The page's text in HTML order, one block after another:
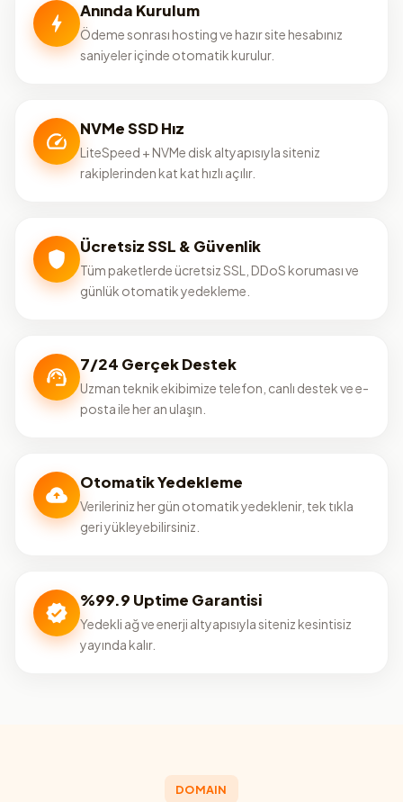
Anında Kurulum
Ödeme sonrası hosting ve hazır site hesabınız
saniyeler içinde otomatik kurulur.
NVMe SSD Hız
LiteSpeed + NVMe disk altyapısıyla siteniz
rakiplerinden kat kat hızlı açılır.
Ücretsiz SSL & Güvenlik
Tüm paketlerde ücretsiz SSL, DDoS koruması ve
günlük otomatik yedekleme.
7/24 Gerçek Destek
Uzman teknik ekibimize telefon, canlı destek ve e-
posta ile her an ulaşın.
Otomatik Yedekleme
Verileriniz her gün otomatik yedeklenir, tek tıkla
geri yükleyebilirsiniz.
%99.9 Uptime Garantisi
Yedekli ağ ve enerji altyapısıyla siteniz kesintisiz
yayında kalır.
DOMAIN